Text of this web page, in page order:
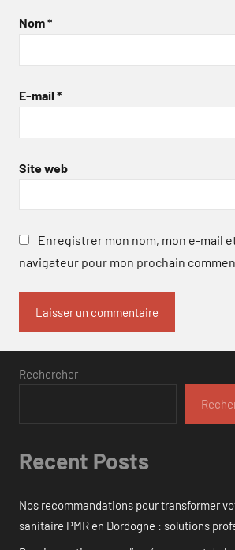
Nom*
E-mail *
Site web
Enregistrer mon nom, mon e-mail
navigateur pour mon prochain
Rechercher
Recent Posts
Nos recommandations pour transformer
sanitaire PMR en Dordogne : solutions